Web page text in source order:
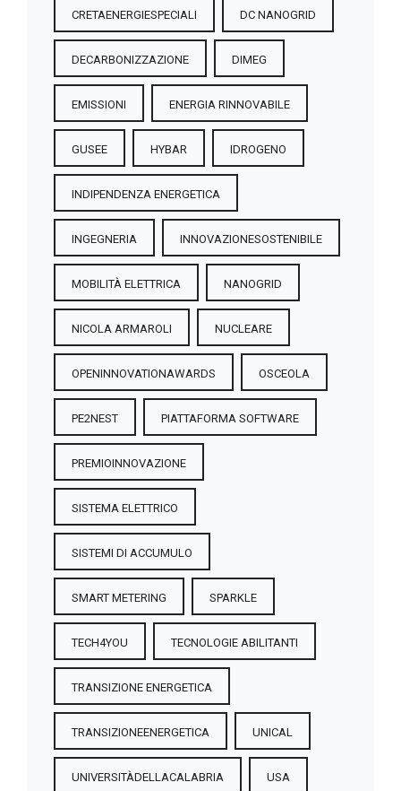
CRETAENERGIESPECIALI DC NANOGRID
DECARBONIZZAZIONE DIMEG
EMISSIONI ENERGIA RINNOVABILE
GUSEE HYBAR IDROGENO
INDIPENDENZA ENERGETICA
INGEGNERIA INNOVAZIONESOSTENIBILE
MOBILITÀ ELETTRICA NANOGRID
NICOLA ARMAROLI NUCLEARE
OPENINNOVATIONAWARDS OSCEOLA
PE2NEST PIATTAFORMA SOFTWARE
PREMIOINNOVAZIONE
SISTEMA ELETTRICO
SISTEMI DI ACCUMULO
SMART METERING SPARKLE
TECH4YOU TECNOLOGIE ABILITANTI
TRANSIZIONE ENERGETICA
TRANSIZIONEENERGETICA UNICAL
UNIVERSITÀDELLACALABRIA USA